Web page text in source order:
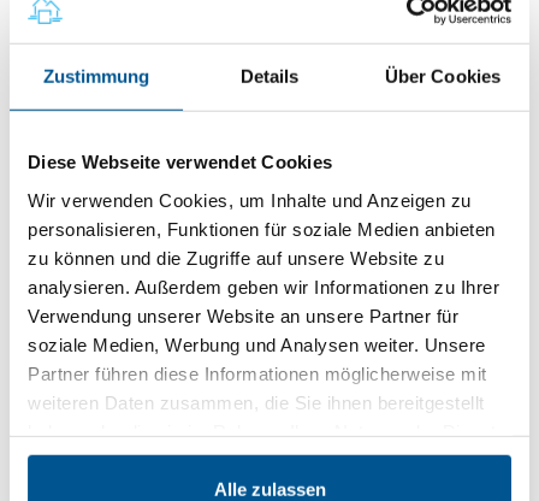
Zustimmung Details Über Cookies
Diese Webseite verwendet Cookies
Wir verwenden Cookies, um Inhalte und Anzeigen zu
personalisieren, Funktionen für soziale Medien anbieten
zu können und die Zugriffe auf unsere Website zu
analysieren. Außerdem geben wir Informationen zu Ihrer
Verwendung unserer Website an unsere Partner für
soziale Medien, Werbung und Analysen weiter. Unsere
Partner führen diese Informationen möglicherweise mit
weiteren Daten zusammen, die Sie ihnen bereitgestellt
gesammelt haben.
Alle zulassen
11,95 €
Preise inkl. MwSt.zzgl. Versandkosten
Produkt Anzahl: Gib den gewünschten Wert ein oder benutze die Schaltflächen
Sofort verfügbar, Lieferzeit: 2-5 Tage
Beschreibung
Umgangssprachlich als „Kaution“ bezeichnet, trägt die
Mietsicherheit dem Sicherungsbedürfnis des Vermieters
Rechnung, auf eine zusätzliche Haftungsmasse zur
Befriedigung seiner Ansprüche gegen den Mieter aus dem
Mietverhältnis zugreifen zu können. Konträr zum